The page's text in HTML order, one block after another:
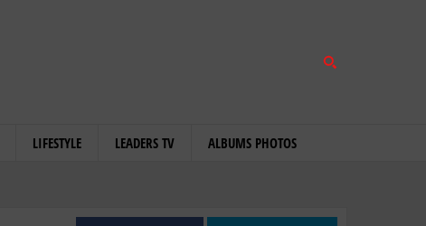
LIFESTYLE LEADERS TV ALBUMS PHOTOS